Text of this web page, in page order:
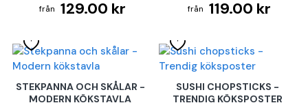
129.00 kr 119.00 kr
STEKPANNA OCH SKÅLAR -
MODERN KÖKSTAVLA
SUSHI CHOPSTICKS -
TRENDIG KÖKSPOSTER